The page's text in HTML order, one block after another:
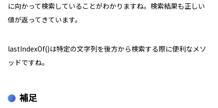
に向かって検索していることがわかりますね。検索結果も正しい
値が返ってきています。
lastIndexOf()は特定の文字列を後方から検索する際に便利なメソ
ッドですね。
補足